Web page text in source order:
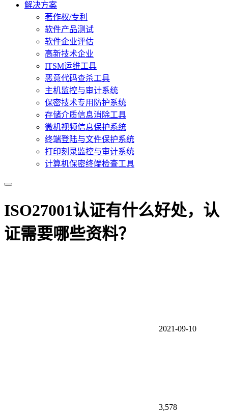
解决方案
著作权/专利
软件产品测试
软件企业评估
高新技术企业
ITSM运维工具
恶意代码查杀工具
主机监控与审计系统
保密技术专用防护系统
存储介质信息消除工具
微机视频信息保护系统
终端登陆与文件保护系统
打印刻录监控与审计系统
计算机保密终端检查工具
ISO27001认证有什么好处，认
证需要哪些资料？
2021-09-10
3,578